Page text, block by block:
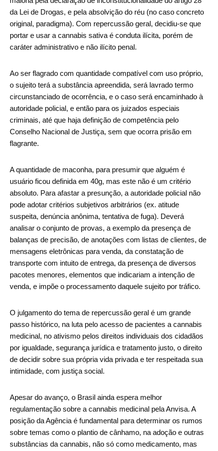
da Lei de Drogas, e pela absolvição do réu (no caso concreto
original, paradigma). Com repercussão geral, decidiu-se que
portar e usar a cannabis sativa é conduta ilícita, porém de
caráter administrativo e não ilícito penal.
Ao ser flagrado com quantidade compatível com uso próprio,
o sujeito terá a substância apreendida, será lavrado termo
circunstanciado de ocorrência, e o caso será encaminhado à
autoridade policial, e então para os juizados especiais
criminais, até que haja definição de competência pelo
Conselho Nacional de Justiça, sem que ocorra prisão em
flagrante.
A quantidade de maconha, para presumir que alguém é
usuário ficou definida em 40g, mas este não é um critério
absoluto. Para afastar a presunção, a autoridade policial não
pode adotar critérios subjetivos arbitrários (ex. atitude
suspeita, denúncia anônima, tentativa de fuga). Deverá
analisar o conjunto de provas, a exemplo da presença de
balanças de precisão, de anotações com listas de clientes, de
mensagens eletrônicas para venda, da constatação de
transporte com intuito de entrega, da presença de diversos
pacotes menores, elementos que indicariam a intenção de
venda, e impõe o processamento daquele sujeito por tráfico.
O julgamento do tema de repercussão geral é um grande
passo histórico, na luta pelo acesso de pacientes a cannabis
medicinal, no ativismo pelos direitos individuais dos cidadãos
por igualdade, segurança jurídica e tratamento justo, o direito
de decidir sobre sua própria vida privada e ter respeitada sua
intimidade, com justiça social.
Apesar do avanço, o Brasil ainda espera melhor
regulamentação sobre a cannabis medicinal pela Anvisa. A
posição da Agência é fundamental para determinar os rumos
sobre temas como o plantio de cânhamo, na adoção e outras
substâncias da cannabis, não só como medicamento, mas